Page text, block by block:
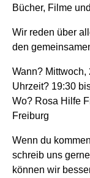
Bücher, Filme
Wir reden über
den
Wann? Mittwoch,
Uhrzeit? 19:30
Wo? Rosa Hilfe
Freiburg
Wenn du
schreib uns
können wir